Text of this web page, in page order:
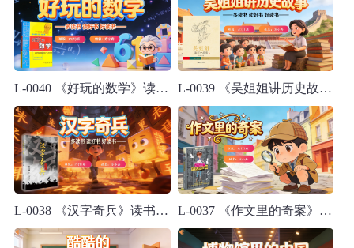
L-0040 《好玩的数学》读书分享PPT模板 L-0039 《吴姐姐讲历史故事》读书分享PPT模板
L-0038 《汉字奇兵》读书分享PPT模板 L-0037 《作文里的奇案》读书分享PPT模板